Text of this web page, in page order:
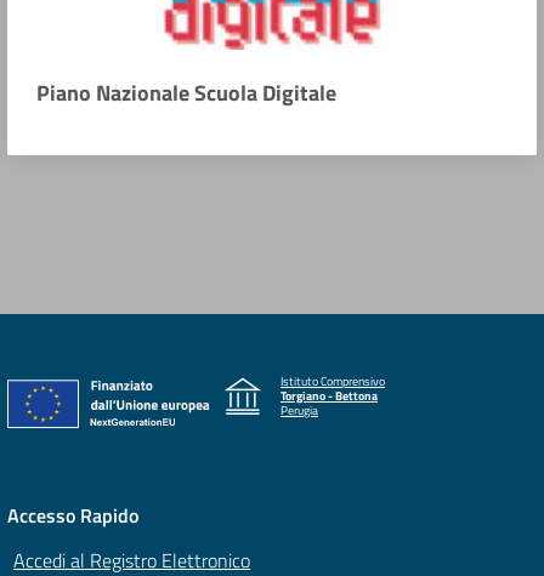
Piano Nazionale Scuola Digitale
Istituto Comprensivo
Torgiano - Bettona
Perugia
Accesso Rapido
Accedi al Registro Elettronico